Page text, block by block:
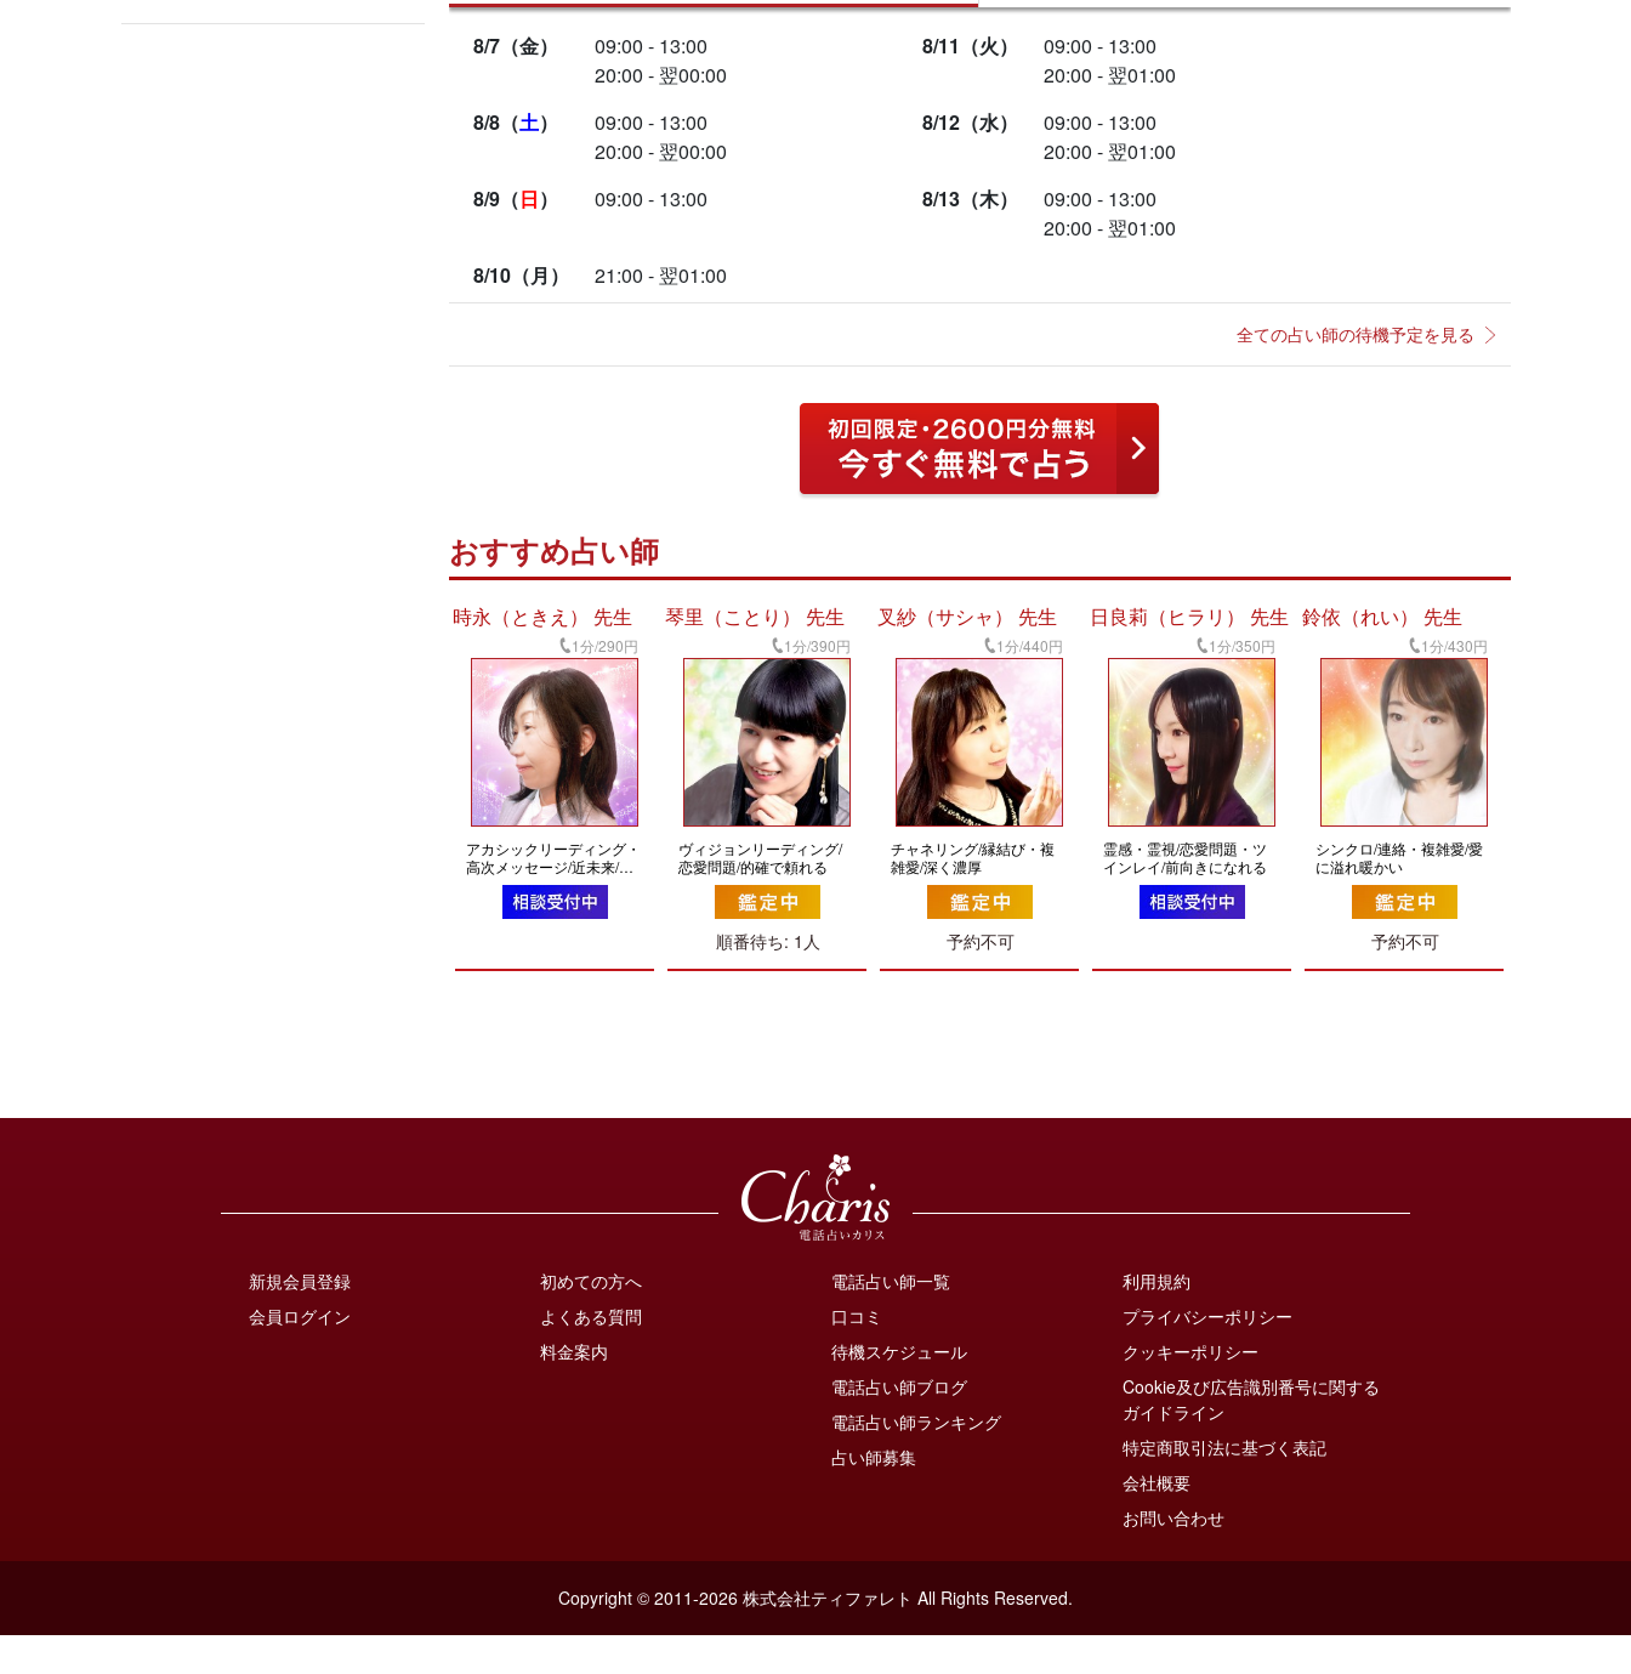
8/7（金）
09:00 - 13:00
20:00 - 翌00:00
8/8（土）
09:00 - 13:00
20:00 - 翌00:00
8/9（日） 09:00 - 13:00
8/10（月） 21:00 - 翌01:00
8/11（火）
09:00 - 13:00
20:00 - 翌01:00
8/12（水）
09:00 - 13:00
20:00 - 翌01:00
8/13（木）
09:00 - 13:00
20:00 - 翌01:00
全ての占い師の待機予定を見る
おすすめ占い師
時永（ときえ） 先生
1分/290円
アカシックリーディング・
高次メッセージ/近未来/的
確で分かりやすい
琴里（ことり） 先生
1分/390円
ヴィジョンリーディング/
恋愛問題/的確で頼れる
順番待ち: 1人
叉紗（サシャ） 先生
1分/440円
チャネリング/縁結び・複
雑愛/深く濃厚
予約不可
日良莉（ヒラリ） 先生
1分/350円
霊感・霊視/恋愛問題・ツ
インレイ/前向きになれる
鈴依（れい） 先生
1分/430円
シンクロ/連絡・複雑愛/愛
に溢れ暖かい
予約不可
新規会員登録
会員ログイン
初めての方へ
よくある質問
料金案内
電話占い師一覧
口コミ
待機スケジュール
電話占い師ブログ
電話占い師ランキング
占い師募集
利用規約
プライバシーポリシー
クッキーポリシー
Cookie及び広告識別番号に関する
ガイドライン
特定商取引法に基づく表記
会社概要
お問い合わせ
Copyright © 2011-2026 株式会社ティファレト All Rights Reserved.